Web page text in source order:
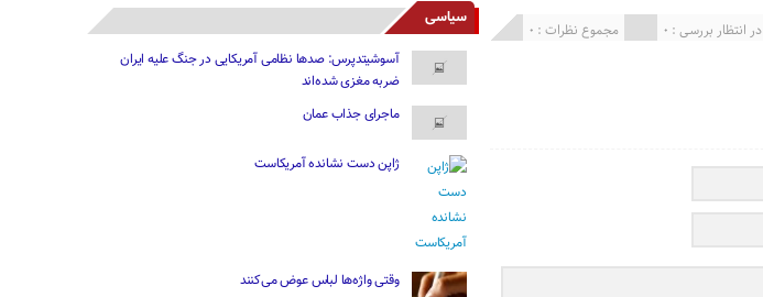
مجموع نظرات : 0 در انتظار بررسی : 0
سیاسی
آسوشیتدپرس: صدها نظامی آمریکایی در جنگ علیه ایران
ضربه مغزی شده‌اند
ماجرای جذاب عمان
ژاپن دست نشانده آمریکاست
وقتی واژه‌ها لباس عوض می‌کنند